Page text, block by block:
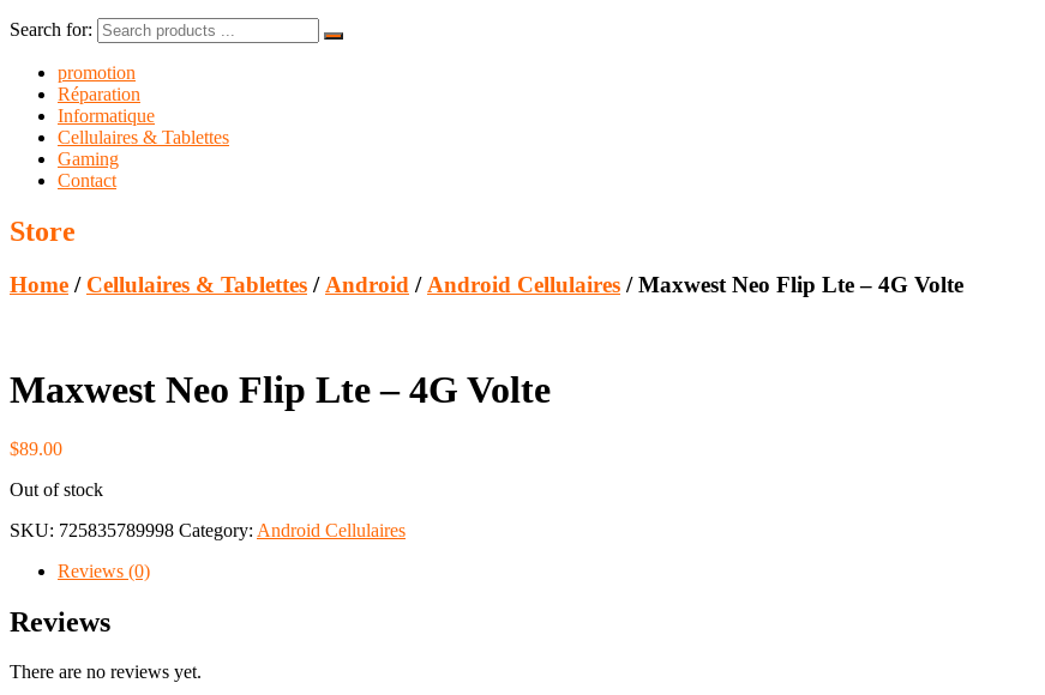
Search for:
promotion
Réparation
Informatique
Cellulaires & Tablettes
Gaming
Contact
Store
Home / Cellulaires & Tablettes / Android / Android Cellulaires / Maxwest Neo Flip Lte – 4G Volte
Maxwest Neo Flip Lte – 4G Volte
$89.00
Out of stock
SKU: 725835789998 Category: Android Cellulaires
Reviews (0)
Reviews
There are no reviews yet.